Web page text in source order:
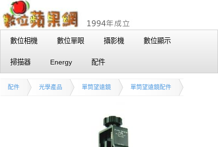
數位相機 數位單眼 攝影機 數位顯示
掃描器 Energy 配件
配件 光學產品 單筒望遠鏡 單筒望遠鏡配件